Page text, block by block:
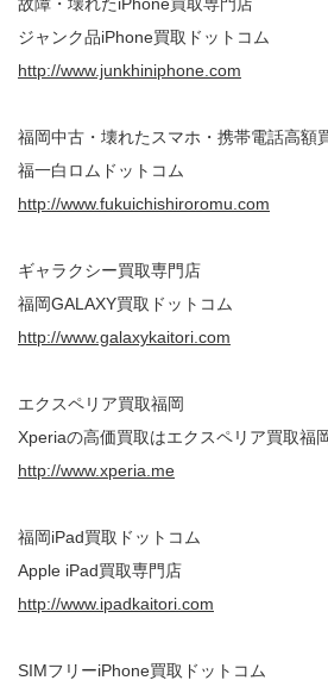
ジャンク品iPhone買取ドットコム
http://www.junkhiniphone.com
福岡中古・壊れたスマホ・携帯電話高額
福一白ロムドットコム
http://www.fukuichishiroromu.com
ギャラクシー買取専門店
福岡GALAXY買取ドットコム
http://www.galaxykaitori.com
エクスペリア買取福岡
Xperiaの高価買取はエクスペリア買取福
http://www.xperia.me
福岡iPad買取ドットコム
Apple iPad買取専門店
http://www.ipadkaitori.com
SIMフリーiPhone買取ドットコム